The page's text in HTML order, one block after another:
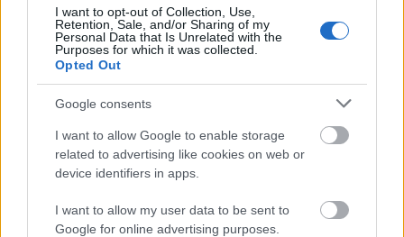
I want to opt-out of Collection, Use,
Retention, Sale, and/or Sharing of my
Personal Data that Is Unrelated with the
Purposes for which it was collected.
Opted Out
Google consents
I want to allow Google to enable storage
related to advertising like cookies on web or
device identifiers in apps.
I want to allow my user data to be sent to
Google for online advertising purposes.
Könyvajánló: Benkő László: Hollójárta
Mohács
Könyvajánló: Gombos Tamás: Halkaland
Könyvajánló: Ferenc K. Zoltán: Pactum
Diabolo (2026)